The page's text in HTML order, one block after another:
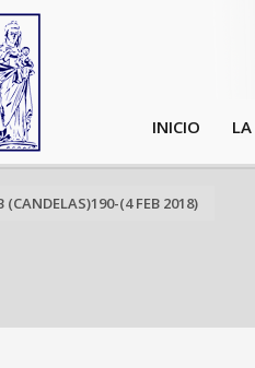
INICIO
(CANDELAS)190-(4 FEB 2018)